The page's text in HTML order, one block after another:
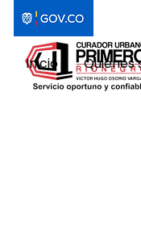
Inicio Quiénes